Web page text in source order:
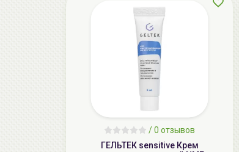
/0 отзывов
ГЕЛЬТЕК sensitive Крем